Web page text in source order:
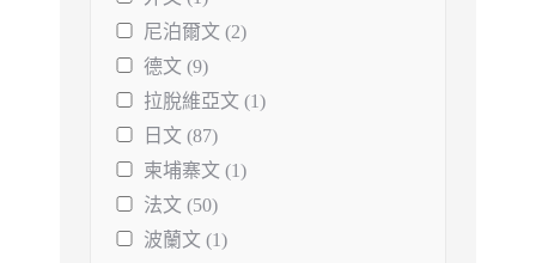
尼泊爾文 (2)
德文 (9)
拉脫維亞文 (1)
日文 (87)
柬埔寨文 (1)
法文 (50)
波蘭文 (1)